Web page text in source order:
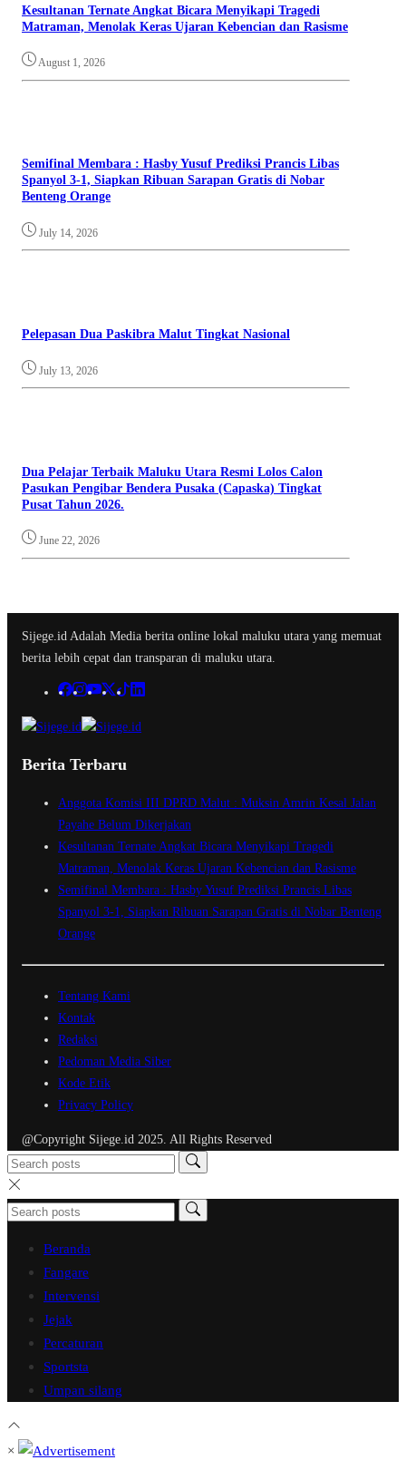
Kesultanan Ternate Angkat Bicara Menyikapi Tragedi
Matraman, Menolak Keras Ujaran Kebencian dan Rasisme
August 1, 2026
Semifinal Membara : Hasby Yusuf Prediksi Prancis Libas
Spanyol 3-1, Siapkan Ribuan Sarapan Gratis di Nobar
Benteng Orange
July 14, 2026
Pelepasan Dua Paskibra Malut Tingkat Nasional
July 13, 2026
Dua Pelajar Terbaik Maluku Utara Resmi Lolos Calon
Pasukan Pengibar Bendera Pusaka (Capaska) Tingkat
Pusat Tahun 2026.
June 22, 2026
Sijege.id Adalah Media berita online lokal maluku utara yang memuat
berita lebih cepat dan transparan di maluku utara.
Berita Terbaru
Anggota Komisi III DPRD Malut : Muksin Amrin Kesal Jalan
Payahe Belum Dikerjakan
Kesultanan Ternate Angkat Bicara Menyikapi Tragedi
Matraman, Menolak Keras Ujaran Kebencian dan Rasisme
Semifinal Membara : Hasby Yusuf Prediksi Prancis Libas
Spanyol 3-1, Siapkan Ribuan Sarapan Gratis di Nobar Benteng
Orange
Tentang Kami
Kontak
Redaksi
Pedoman Media Siber
Kode Etik
Privacy Policy
@Copyright Sijege.id 2025. All Rights Reserved
Beranda
Fangare
Intervensi
Jejak
Percaturan
Sportsta
Umpan silang
×